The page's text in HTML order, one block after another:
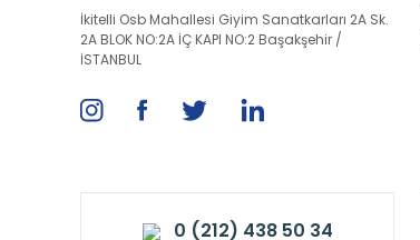
İkitelli Osb Mahallesi Giyim Sanatkarları 2A Sk.
2A BLOK NO:2A İÇ KAPI NO:2 Başakşehir /
İSTANBUL
0 (212) 438 50 34